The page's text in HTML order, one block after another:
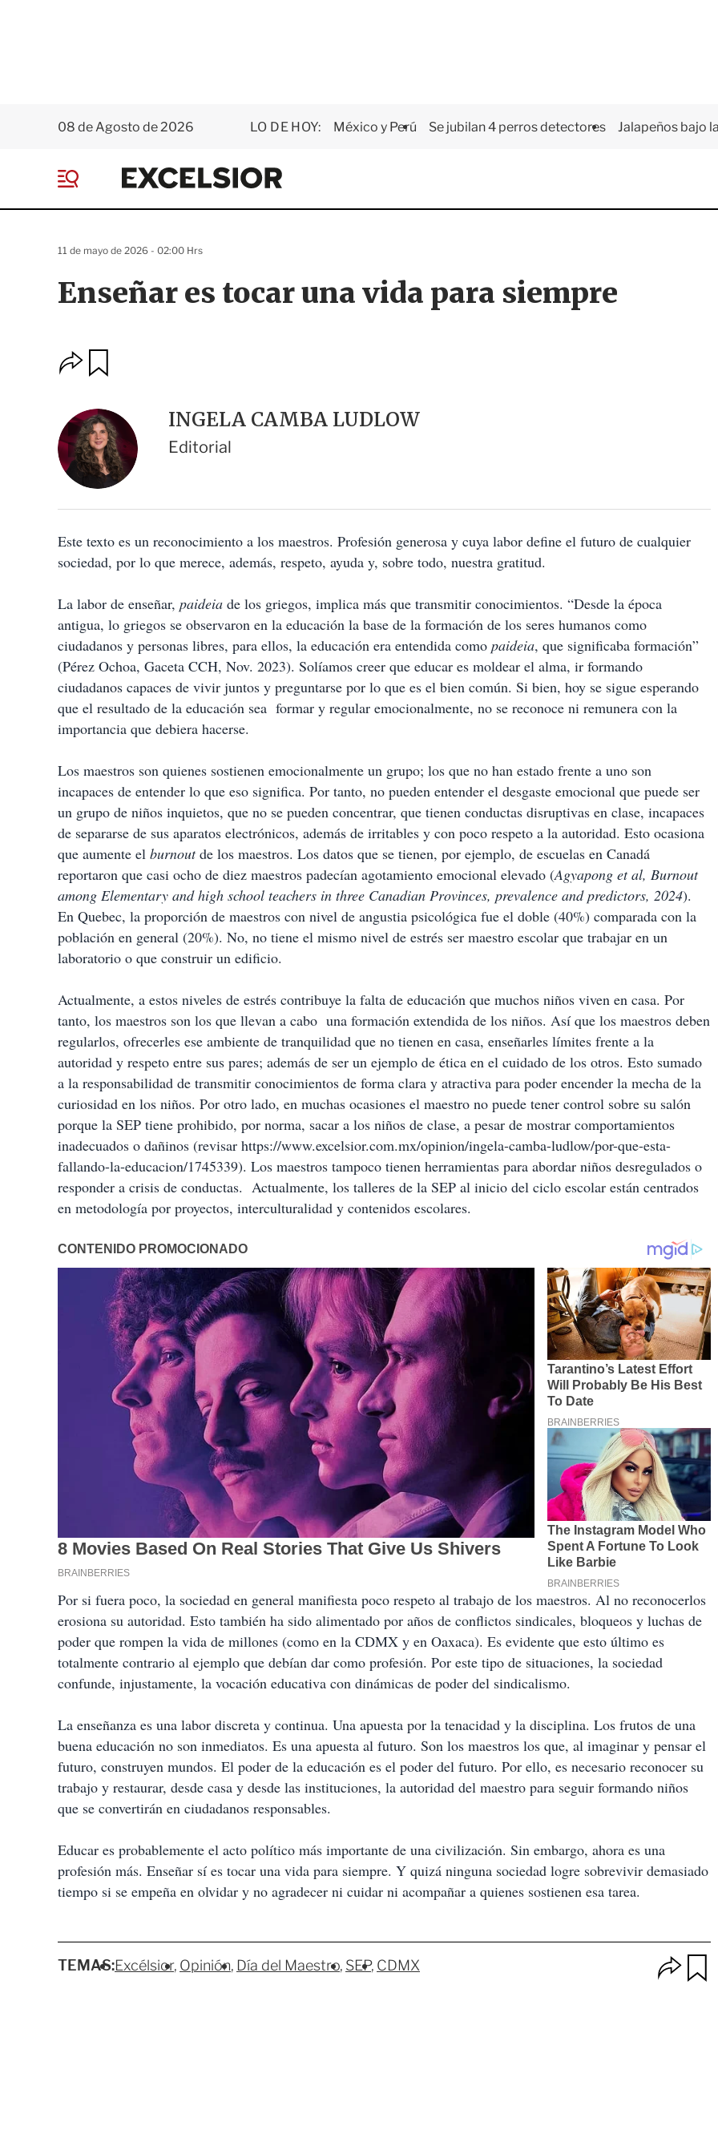
08 de Agosto de 2026 LO DE HOY: México y Perú Se jubilan 4 perros detectores Jalapeños bajo
E
x
e
r
e
Enseñar es tocar una vida para siempre
11 de mayo de 2026 - 02:00 Hrs
O
p
o
n
e
s
d
e
c
m
p
a
t
r
d
a
r
INGELA CAMBA LUDLOW
Editorial
Este texto es un reconocimiento a los maestros. Profesión generosa y cuya labor define el futuro de cualquier
sociedad, por lo que merece, además, respeto, ayuda y, sobre todo, nuestra gratitud.
La labor de enseñar, paideia de los griegos, implica más que transmitir conocimientos. “Desde la época
antigua, lo griegos se observaron en la educación la base de la formación de los seres humanos como
ciudadanos y personas libres, para ellos, la educación era entendida como paideia, que significaba formación”
(Pérez Ochoa, Gaceta CCH, Nov. 2023). Solíamos creer que educar es moldear el alma, ir formando
ciudadanos capaces de vivir juntos y preguntarse por lo que es el bien común. Si bien, hoy se sigue esperando
que el resultado de la educación sea formar y regular emocionalmente, no se reconoce ni remunera con la
importancia que debiera hacerse.
Los maestros son quienes sostienen emocionalmente un grupo; los que no han estado frente a uno son
incapaces de entender lo que eso significa. Por tanto, no pueden entender el desgaste emocional que puede ser
un grupo de niños inquietos, que no se pueden concentrar, que tienen conductas disruptivas en clase, incapaces
de separarse de sus aparatos electrónicos, además de irritables y con poco respeto a la autoridad. Esto ocasiona
que aumente el burnoutde los maestros. Los datos que se tienen, por ejemplo, de escuelas en Canadá
reportaron que casi ocho de diez maestros padecían agotamiento emocional elevado (Agyapong et al, Burnout
among Elementary and high school teachers in three Canadian Provinces, prevalence and predictors, 2024).
En Quebec, la proporción de maestros con nivel de angustia psicológica fue el doble (40%) comparada con la
población en general (20%). No, no tiene el mismo nivel de estrés ser maestro escolar que trabajar en un
laboratorio o que construir un edificio.
Actualmente, a estos niveles de estrés contribuye la falta de educación que muchos niños viven en casa. Por
tanto, los maestros son los que llevan a cabo una formación extendida de los niños. Así que los maestros deben
regularlos, ofrecerles ese ambiente de tranquilidad que no tienen en casa, enseñarles límites frente a la
autoridad y respeto entre sus pares; además de ser un ejemplo de ética en el cuidado de los otros. Esto sumado
a la responsabilidad de transmitir conocimientos de forma clara y atractiva para poder encender la mecha de la
curiosidad en los niños. Por otro lado, en muchas ocasiones el maestro no puede tener control sobre su salón
porque la SEP tiene prohibido, por norma, sacar a los niños de clase, a pesar de mostrar comportamientos
inadecuados o dañinos (revisar https://www.excelsior.com.mx/opinion/ingela-camba-ludlow/por-que-esta-
fallando-la-educacion/1745339). Los maestros tampoco tienen herramientas para abordar niños desregulados o
responder a crisis de conductas. Actualmente, los talleres de la SEP al inicio del ciclo escolar están centrados
en metodología por proyectos, interculturalidad y contenidos escolares.
Por si fuera poco, la sociedad en general manifiesta poco respeto al trabajo de los maestros. Al no reconocerlos
erosiona su autoridad. Esto también ha sido alimentado por años de conflictos sindicales, bloqueos y luchas de
poder que rompen la vida de millones (como en la CDMX y en Oaxaca). Es evidente que esto último es
totalmente contrario al ejemplo que debían dar como profesión. Por este tipo de situaciones, la sociedad
confunde, injustamente, la vocación educativa con dinámicas de poder del sindicalismo.
La enseñanza es una labor discreta y continua. Una apuesta por la tenacidad y la disciplina. Los frutos de una
buena educación no son inmediatos. Es una apuesta al futuro. Son los maestros los que, al imaginar y pensar el
futuro, construyen mundos. El poder de la educación es el poder del futuro. Por ello, es necesario reconocer su
trabajo y restaurar, desde casa y desde las instituciones, la autoridad del maestro para seguir formando niños
que se convertirán en ciudadanos responsables.
Educar es probablemente el acto político más importante de una civilización. Sin embargo, ahora es una
profesión más. Enseñar sí es tocar una vida para siempre. Y quizá ninguna sociedad logre sobrevivir demasiado
tiempo si se empeña en olvidar y no agradecer ni cuidar ni acompañar a quienes sostienen esa tarea.
TEMAS:Excélsior Opinión Día del Maestro SEP CDMX
p